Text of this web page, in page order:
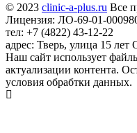
© 2023 clinic-a-plus.ru Все
Лицензия: ЛО-69-01-
тел: +7 (4822) 43-12-22
адрес: Тверь, улица 15 лет
Наш сайт использует
актуализации контента.
условия обрабтки данных.